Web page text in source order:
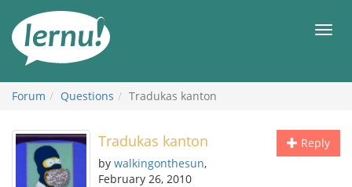
the
content
Forum Questions Tradukas kanton
Reply
Tradukas kanton
by walkingonthesun,
February 26, 2010